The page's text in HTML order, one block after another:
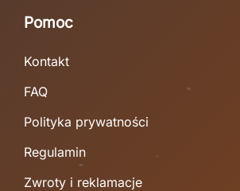
Pomoc
Kontakt
FAQ
Polityka prywatności
Regulamin
Zwroty i reklamacje